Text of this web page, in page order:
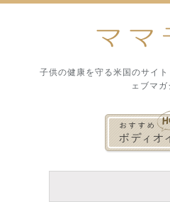
子供の健康を守る米国のサイ
ェブマガ